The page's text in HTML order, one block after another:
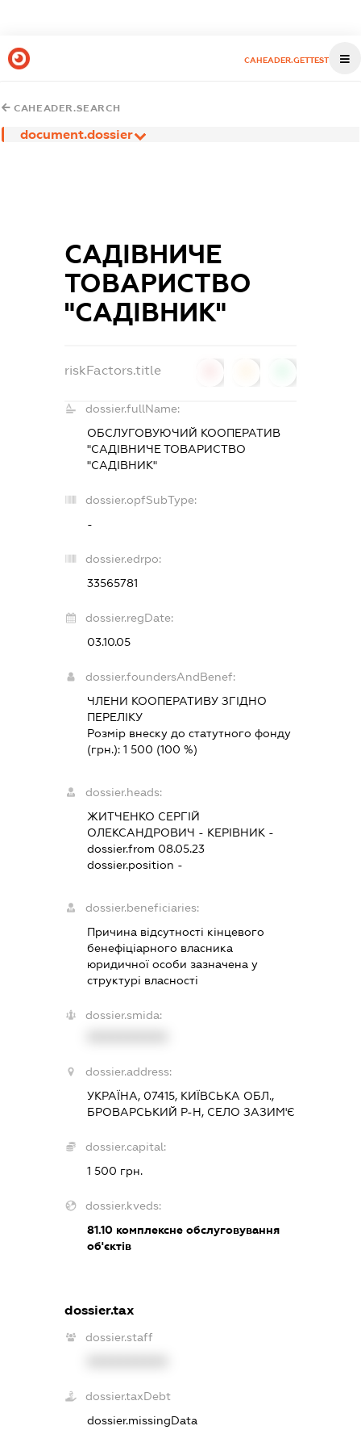
CAHEADER.GETTEST
CAHEADER.SEARCH
document.dossier
САДІВНИЧЕ
ТОВАРИСТВО
"САДІВНИК"
riskFactors.title
dossier.fullName:
ОБСЛУГОВУЮЧИЙ КООПЕРАТИВ
"САДІВНИЧЕ ТОВАРИСТВО
"САДІВНИК"
dossier.opfSubType:
-
dossier.edrpo:
33565781
dossier.regDate:
03.10.05
dossier.foundersAndBenef:
ЧЛЕНИ КООПЕРАТИВУ ЗГІДНО
ПЕРЕЛІКУ
Розмір внеску до статутного фонду
(грн.): 1 500 (100 %)
dossier.heads:
ЖИТЧЕНКО СЕРГІЙ
ОЛЕКСАНДРОВИЧ - КЕРІВНИК -
dossier.from 08.05.23
dossier.position -
dossier.beneficiaries:
Причина відсутності кінцевого
бенефіціарного власника
юридичної особи зазначена у
структурі власності
dossier.smida:
dossier.address:
УКРАЇНА, 07415, КИЇВСЬКА ОБЛ.,
БРОВАРСЬКИЙ Р-Н, СЕЛО ЗАЗИМ'Є
dossier.capital:
1 500 грн.
dossier.kveds:
81.10комплексне обслуговування
об'єктів
dossier.tax
dossier.staff
dossier.taxDebt
dossier.missingData